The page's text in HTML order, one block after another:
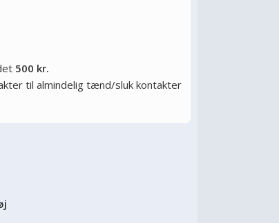
500 kr.
til almindelig tænd/sluk kontakter